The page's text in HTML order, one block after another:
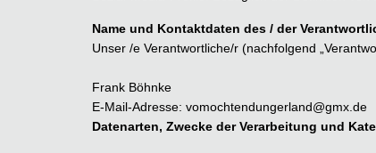
Name und Kontaktdaten des / der
Unser /e Verantwortliche/r (nachfolgend
Frank Böhnke
E-Mail-Adresse: vomochtendungerland@gmx.de
Datenarten, Zwecke der Verarbeitung und